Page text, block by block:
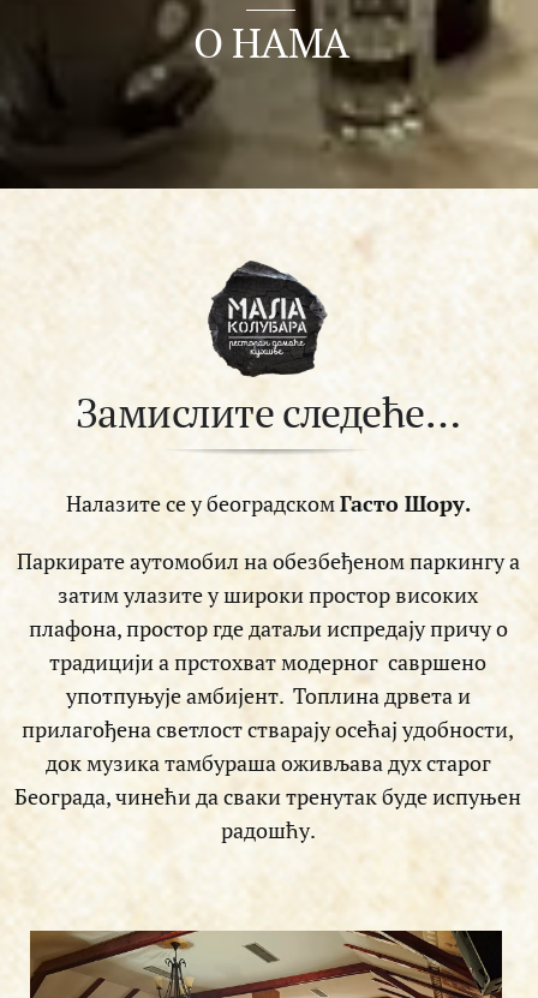
О НАМА
Замислите следеће…
Налазите се у београдскомГасто Шору.
Паркирате аутомобил на обезбеђеном паркингу а
затим улазите у широки простор високих
плафона, простор где датаљи испредају причу о
традицији а прстохват модерног савршено
употпуњује амбијент. Топлина дрвета и
прилагођена светлост стварају осећај удобности,
док музика тамбураша оживљава дух старог
Београда, чинећи да сваки тренутак буде испуњен
радошћу.